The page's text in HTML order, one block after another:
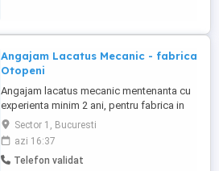
Angajam Lacatus Mecanic - fabrica
Otopeni
Angajam lacatus mecanic mentenanta cu
experienta minim 2 ani, pentru fabrica in
Otopeni. Diploma calificare obligatorie.
Oferim salariu motivant + tichete de masa
+ alte beneficii in locatie. Asiguram
transport pe ruta Ploiesti - Otopeni. Pentru
Sector 1, Bucuresti
azi 16:37
Telefon validat